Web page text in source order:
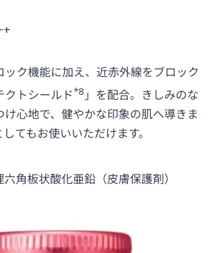
ック機能に加え、近赤外線をブロック
クトシールド*8 」を配合。きしみのな
け心地で、健やかな印象の肌へ導きま
てもお使いいただけます。
角板状酸化亜鉛（皮膚保護剤）